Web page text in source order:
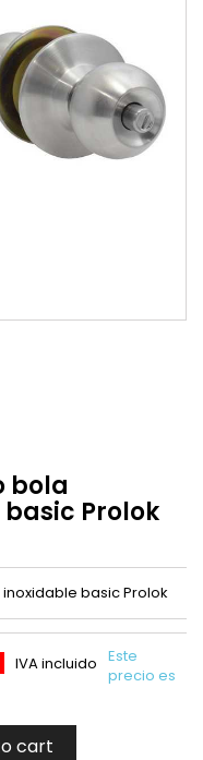
bola
Prolok
basic Prolok
IVA incluido Este
precio es
cart